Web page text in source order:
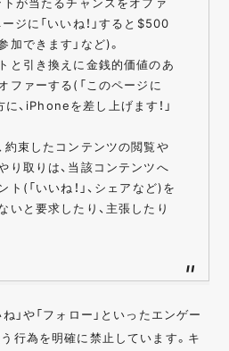
ジに「いいね！」すると$500
できます」など)。
と引き換えに金銭的価値のあ
ファーする(「このページに
に、iPhoneを差し上げます！」
約束したコンテンツの閲覧や
り取りは、当該コンテンツへ
(「いいね！」、シェアなど)を
いと要求したり、主張したり
」や「フォロー」といったエンゲー
行為を明確に禁止しています。キ